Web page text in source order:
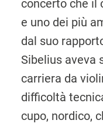
concerto che il
e uno dei più
dal suo
Sibelius aveva
carriera da
difficoltà
cupo, nordico,